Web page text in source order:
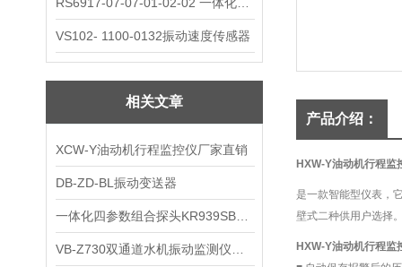
VS102- 1100-0132振动速度传感器
相关文章
XCW-Y油动机行程监控仪厂家直销
DB-ZD-BL振动变送器
产品介绍：
HXW-Y油动机行程监
是一款智能型仪表，
壁式二种供用户选择
HXW-Y油动机行程监